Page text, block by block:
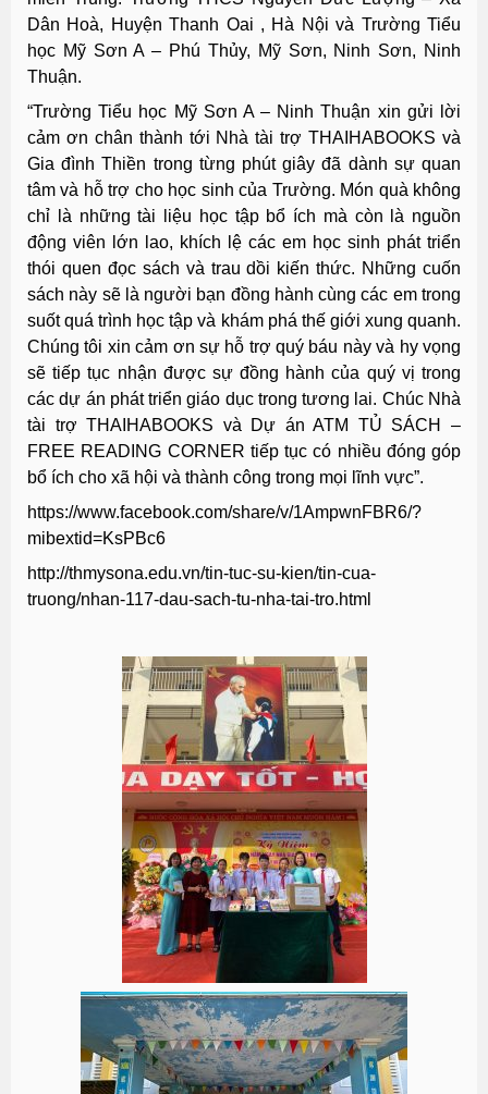
Dân Hoà, Huyện Thanh Oai , Hà Nội và Trường Tiểu
học Mỹ Sơn A – Phú Thủy, Mỹ Sơn, Ninh Sơn, Ninh
Thuận.
“Trường Tiểu học Mỹ Sơn A – Ninh Thuận xin gửi lời
cảm ơn chân thành tới Nhà tài trợ THAIHABOOKS và
Gia đình Thiền trong từng phút giây đã dành sự quan
tâm và hỗ trợ cho học sinh của Trường. Món quà không
chỉ là những tài liệu học tập bổ ích mà còn là nguồn
động viên lớn lao, khích lệ các em học sinh phát triển
thói quen đọc sách và trau dồi kiến thức. Những cuốn
sách này sẽ là người bạn đồng hành cùng các em trong
suốt quá trình học tập và khám phá thế giới xung quanh.
Chúng tôi xin cảm ơn sự hỗ trợ quý báu này và hy vọng
sẽ tiếp tục nhận được sự đồng hành của quý vị trong
các dự án phát triển giáo dục trong tương lai. Chúc Nhà
tài trợ THAIHABOOKS và Dự án ATM TỦ SÁCH –
FREE READING CORNER tiếp tục có nhiều đóng góp
bổ ích cho xã hội và thành công trong mọi lĩnh vực”.
https://www.facebook.com/share/v/1AmpwnFBR6/?
mibextid=KsPBc6
http://thmysona.edu.vn/tin-tuc-su-kien/tin-cua-
truong/nhan-117-dau-sach-tu-nha-tai-tro.html